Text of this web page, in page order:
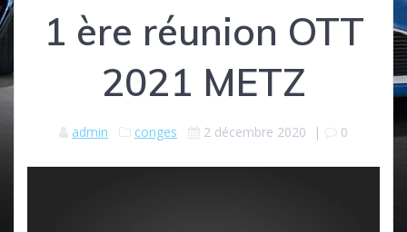
1 ère réunion OTT
2021 METZ
admin conges 2 décembre 2020 | 0